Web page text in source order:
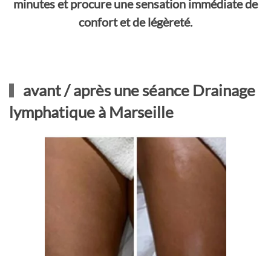
minutes et procure une sensation immédiate de
confort et de légèreté.
avant / après une séance Drainage
lymphatique à Marseille